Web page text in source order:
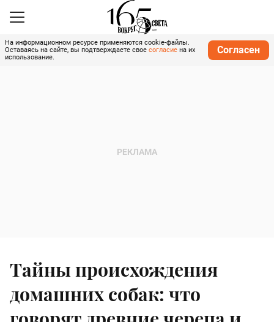
На информационном ресурсе применяются cookie-файлы.
Оставаясь на сайте, вы подтверждаете свое согласие на их
использование.
Согласен
Тайны происхождения
домашних собак: что